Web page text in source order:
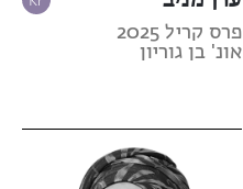
פרס קריל 2025
אונ' בן גוריון